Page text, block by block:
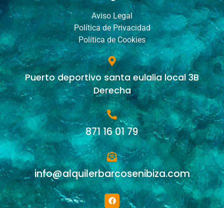
Aviso Legal
Política de Privacidad
Política de Cookies
Puerto deportivo santa eulalia local 3B
Derecha
871 16 01 79
info@alquilerbarcosenibiza.com